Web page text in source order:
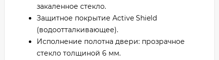
закаленное стекло.
Защитное покрытие Active Shield
(водоотталкивающее).
Исполнение полотна двери: прозрачное
стекло толщиной 6 мм.